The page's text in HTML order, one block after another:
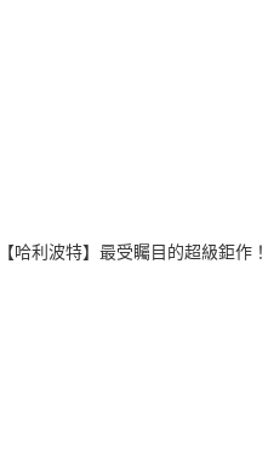
哈利波特】最受矚目的超級鉅作！